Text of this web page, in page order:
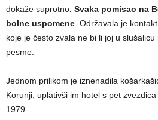
dokaže suprotno. Svaka pomisao na
bolne uspomene . Održavala je
koje je često zvala ne bi li joj u
pesme.
Jednom prilikom je iznenadila
Korunji, uplativši im hotel s pet
1979.